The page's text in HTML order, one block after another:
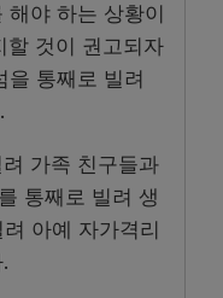
해야 하는 상황이
할 것이 권고되자
을 통째로 빌려
가족 친구들과
통째로 빌려 생
아예 자가격리